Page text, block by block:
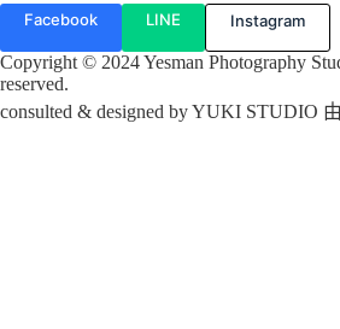
Facebook LINE Instagram
Copyright © 2024 Yesman Photography
reserved.
consulted & designed byYUKI STUDIO